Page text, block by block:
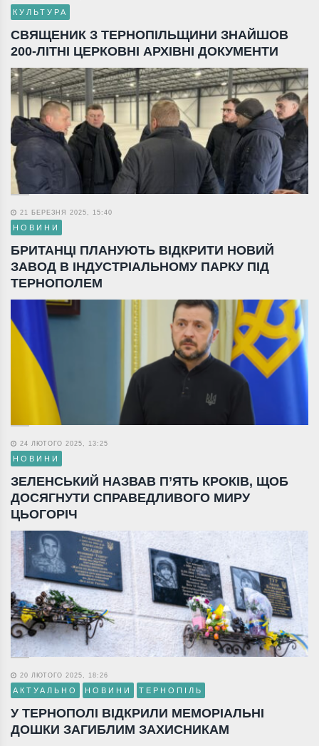
КУЛЬТУРА
СВЯЩЕНИК З ТЕРНОПІЛЬЩИНИ ЗНАЙШОВ
200-ЛІТНІ ЦЕРКОВНІ АРХІВНІ ДОКУМЕНТИ
21 БЕРЕЗНЯ 2025, 15:40
НОВИНИ
БРИТАНЦІ ПЛАНУЮТЬ ВІДКРИТИ НОВИЙ
ЗАВОД В ІНДУСТРІАЛЬНОМУ ПАРКУ ПІД
ТЕРНОПОЛЕМ
24 ЛЮТОГО 2025, 13:25
НОВИНИ
ЗЕЛЕНСЬКИЙ НАЗВАВ П’ЯТЬ КРОКІВ, ЩОБ
ДОСЯГНУТИ СПРАВЕДЛИВОГО МИРУ
ЦЬОГОРІЧ
20 ЛЮТОГО 2025, 18:26
АКТУАЛЬНО НОВИНИ ТЕРНОПІЛЬ
У ТЕРНОПОЛІ ВІДКРИЛИ МЕМОРІАЛЬНІ
ДОШКИ ЗАГИБЛИМ ЗАХИСНИКАМ